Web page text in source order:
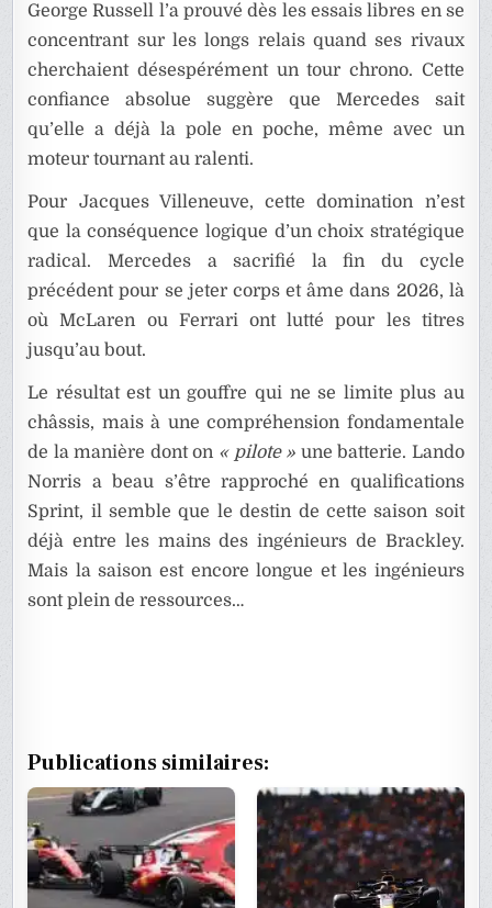
George Russell l’a prouvé dès les essais libres en se
concentrant sur les longs relais quand ses rivaux
cherchaient désespérément un tour chrono. Cette
confiance absolue suggère que Mercedes sait
qu’elle a déjà la pole en poche, même avec un
moteur tournant au ralenti.
Pour Jacques Villeneuve, cette domination n’est
que la conséquence logique d’un choix stratégique
radical. Mercedes a sacrifié la fin du cycle
précédent pour se jeter corps et âme dans 2026, là
où McLaren ou Ferrari ont lutté pour les titres
jusqu’au bout.
Le résultat est un gouffre qui ne se limite plus au
châssis, mais à une compréhension fondamentale
de la manière dont on « pilote » une batterie. Lando
Norris a beau s’être rapproché en qualifications
Sprint, il semble que le destin de cette saison soit
déjà entre les mains des ingénieurs de Brackley.
Mais la saison est encore longue et les ingénieurs
sont plein de ressources…
Publications similaires: